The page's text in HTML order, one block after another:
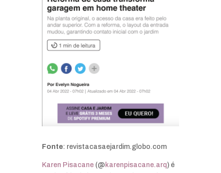
Fonte: revistacasaejardim.globo.com
Karen Pisacane(@ karenpisacane.arq) é